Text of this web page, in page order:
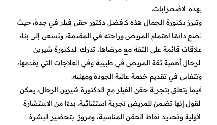
بهذه الاضطرابات.
وتبرز دكتورة الجمال هذه كأفضل دكتور حقن فيلر في جدة، حيث
تضع دائمًا اهتمام المريض وراحته في المقدمة، وتسعى إلى بناء
علاقات قائمة على الثقة مع مرضاها، تدرك الدكتورة شيرين
الرحال أهمية ثقة المريض في طبيبه وفي العلاجات التي يقدمها،
وتتفانى في تقديم خدمة عالية الجودة ومهنية.
فيما يتعلق بتجربة حقن الفيلر مع الدكتورة شيرين الرحال، يمكن
القول إنها تضمن للمريض تجربة استثنائية، بدءًا من الاستشارة
الأولية وتحديد نقاط الحقن المناسبة، ومرورًا بتحضير البشرة